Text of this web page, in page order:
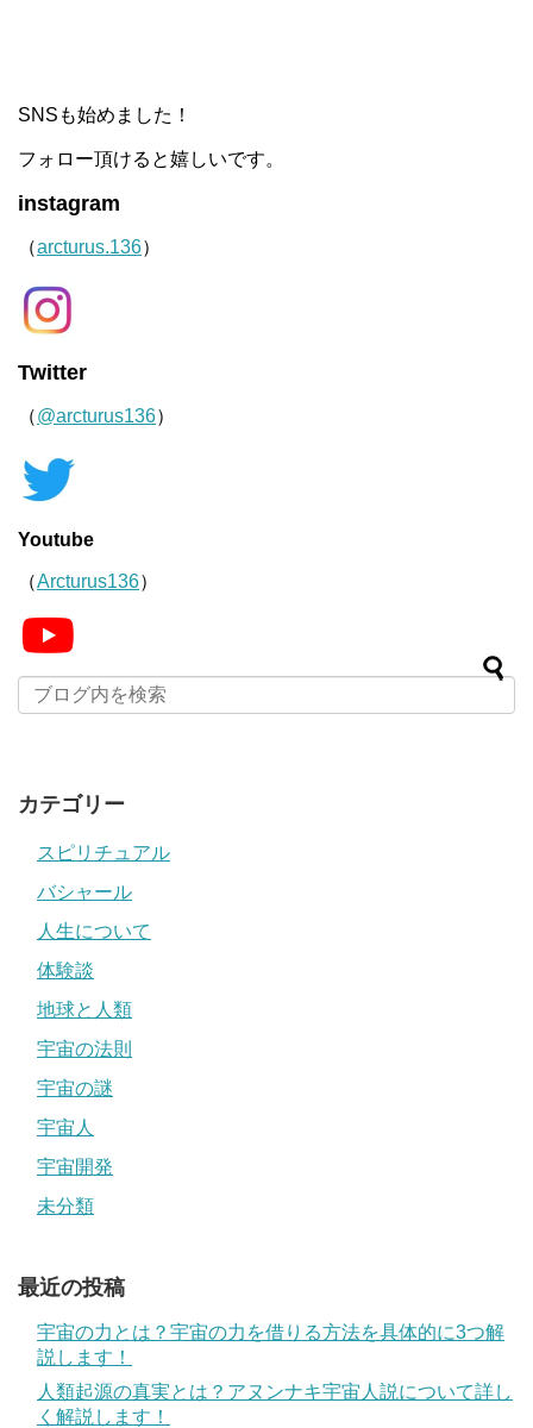
SNSも始めました！
フォロー頂けると嬉しいです。
instagram
（arcturus.136）
Twitter
（@arcturus136）
Youtube
（Arcturus136）
カテゴリー
スピリチュアル
バシャール
人生について
体験談
地球と人類
宇宙の法則
宇宙の謎
宇宙人
宇宙開発
未分類
最近の投稿
宇宙の力とは？宇宙の力を借りる方法を具体的に3つ解
説します！
人類起源の真実とは？アヌンナキ宇宙人説について詳し
く解説します！